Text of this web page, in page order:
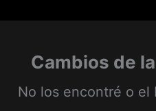
Cambios de
No los encontré o el